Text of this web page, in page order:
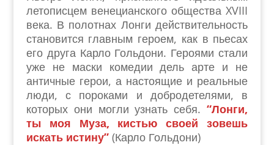
летописцем венецианского общества XVIII
века. В полотнах Лонги действительность
становится главным героем, как в пьесах
его друга Карло Гольдони. Героями стали
уже не маски комедии дель арте и не
античные герои, а настоящие и реальные
люди, с пороками и добродетелями, в
которых они могли узнать себя.“Лонги,
ты моя Муза, кистью своей зовешь
искать истину” (Карло Гольдони)